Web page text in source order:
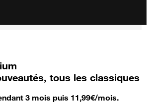
tous les classiques
3 mois puis 11,99€/mois.